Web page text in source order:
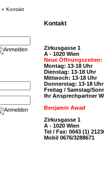
» Kontakt
Kontakt
Zirkusgasse 1
A - 1020 Wien
Neue Öffnungszeiten:
Montag: 13-18 Uhr
Dienstag: 13-18 Uhr
Mittwoch: 13-18 Uhr
Donnerstag: 13-18 Uhr
Freitag / Samstag/
Ihr Ansprechpartner
Benjamin Awad
Zirkusgasse 1
A - 1020 Wien
Tel / Fax: 0043 (1)
Mobil 0676/3288671